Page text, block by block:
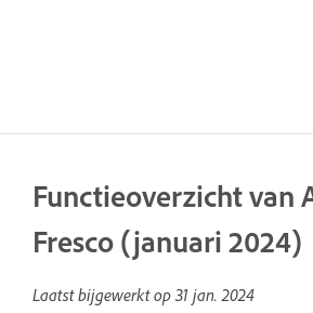
Functieoverzicht van
Fresco (januari 2024)
Laatst bijgewerkt op 31 jan. 2024